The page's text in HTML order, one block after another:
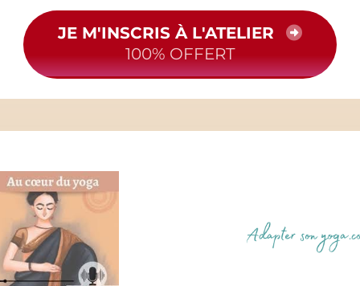
JE M'INSCRIS À L'ATELIER
100% OFFERT